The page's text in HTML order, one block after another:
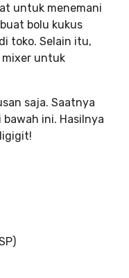
untuk menemani
bolu kukus
toko. Selain itu,
mixer untuk
saja. Saatnya
ini. Hasilnya